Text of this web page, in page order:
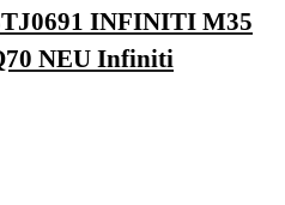
INFINITI M35
NEU Infiniti